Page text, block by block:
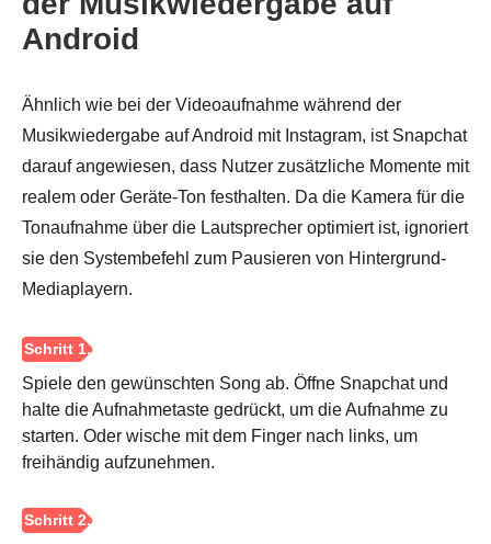
Android
Ähnlich wie bei der Videoaufnahme während der
Musikwiedergabe auf Android mit Instagram, ist Snapchat
darauf angewiesen, dass Nutzer zusätzliche Momente mit
realem oder Geräte-Ton festhalten. Da die Kamera für die
Tonaufnahme über die Lautsprecher optimiert ist, ignoriert
sie den Systembefehl zum Pausieren von Hintergrund-
Mediaplayern.
Spiele den gewünschten Song ab. Öffne Snapchat und
halte die Aufnahmetaste gedrückt, um die Aufnahme zu
starten. Oder wische mit dem Finger nach links, um
freihändig aufzunehmen.